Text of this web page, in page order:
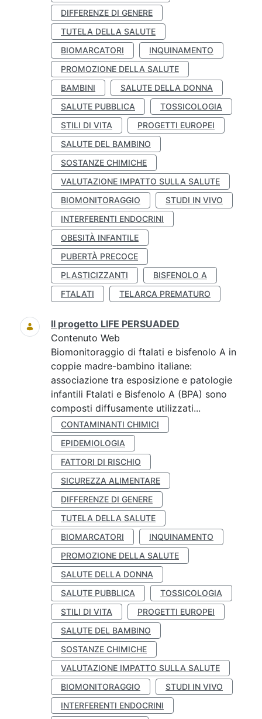
DIFFERENZE DI GENERE
TUTELA DELLA SALUTE
BIOMARCATORI
INQUINAMENTO
PROMOZIONE DELLA SALUTE
BAMBINI
SALUTE DELLA DONNA
SALUTE PUBBLICA
TOSSICOLOGIA
STILI DI VITA
PROGETTI EUROPEI
SALUTE DEL BAMBINO
SOSTANZE CHIMICHE
VALUTAZIONE IMPATTO SULLA SALUTE
BIOMONITORAGGIO
STUDI IN VIVO
INTERFERENTI ENDOCRINI
OBESITÀ INFANTILE
PUBERTÀ PRECOCE
PLASTICIZZANTI
BISFENOLO A
FTALATI
TELARCA PREMATURO
Il progetto LIFE PERSUADED
Contenuto Web
Biomonitoraggio di ftalati e bisfenolo A in
coppie madre-bambino italiane:
associazione tra esposizione e patologie
infantili Ftalati e Bisfenolo A (BPA) sono
composti diffusamente utilizzati...
CONTAMINANTI CHIMICI
EPIDEMIOLOGIA
FATTORI DI RISCHIO
SICUREZZA ALIMENTARE
DIFFERENZE DI GENERE
TUTELA DELLA SALUTE
BIOMARCATORI
INQUINAMENTO
PROMOZIONE DELLA SALUTE
SALUTE DELLA DONNA
SALUTE PUBBLICA
TOSSICOLOGIA
STILI DI VITA
PROGETTI EUROPEI
SALUTE DEL BAMBINO
SOSTANZE CHIMICHE
VALUTAZIONE IMPATTO SULLA SALUTE
BIOMONITORAGGIO
STUDI IN VIVO
INTERFERENTI ENDOCRINI